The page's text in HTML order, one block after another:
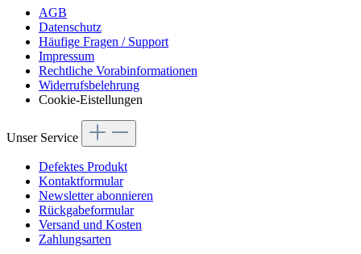
AGB
Datenschutz
Häufige Fragen / Support
Impressum
Rechtliche Vorabinformationen
Widerrufsbelehrung
Cookie-Eistellungen
Unser Service
Defektes Produkt
Kontaktformular
Newsletter abonnieren
Rückgabeformular
Versand und Kosten
Zahlungsarten